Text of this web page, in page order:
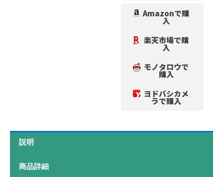
Amazonで購
入
楽天市場で購
入
モノタロウで
購入
ヨドバシカメ
ラで購入
説明
商品詳細